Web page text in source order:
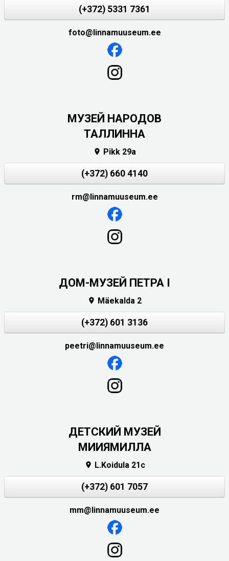
(+372) 5331 7361
foto@linnamuuseum.ee
MУЗЕЙ НАРОДОВ
ТАЛЛИННА
 Pikk 29a
(+372) 660 4140
rm@linnamuuseum.ee
ДОМ-МУЗЕЙ ПЕТРА I
 Mäekalda 2
(+372) 601 3136
peetri@linnamuuseum.ee
ДЕТСКИЙ МУЗЕЙ
МИИЯМИЛЛА
 L.Koidula 21c
(+372) 601 7057
mm@linnamuuseum.ee